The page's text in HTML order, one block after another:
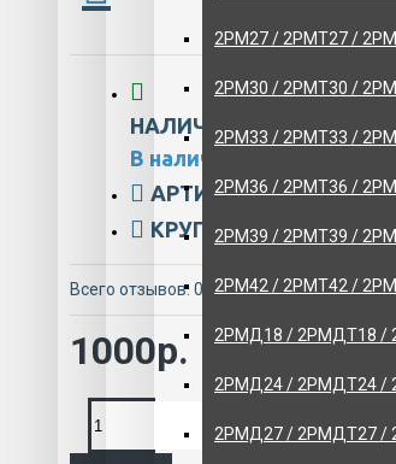
2РМ27 / 2РМТ27 /
2РМ30 / 2РМТ30 /
2РМ33 / 2РМТ33 /
2РМ36 / 2РМТ36 /
2РМ39 / 2РМТ39 /
2РМ42 / 2РМТ42 /
2РМД18 / 2РМДТ18 /
2РМД24 / 2РМДТ24 /
2РМД27 / 2РМДТ27 /
НАЛИЧИЕ:
В наличии
АРТИКУЛ:ART/118-817
КРУПНЫЙ ОПТ: 21232-
Всего отзывов: 0 Написать отзыв
1000р.